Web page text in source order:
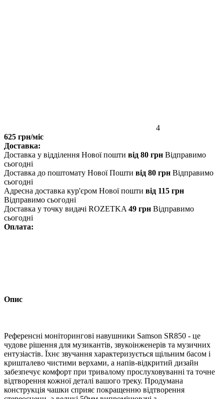
4
625 грн/міс
Доставка:
Доставка у відділення Нової пошти від 80 грн Відправимо
сьогодні
Доставка до поштомату Нової Пошти від 80 грн Відправимо
сьогодні
Адресна доставка кур'єром Нової пошти від 115 грн
Відправимо сьогодні
Доставка у точку видачі ROZETKA 49 грн Відправимо
сьогодні
Оплата:
Опис
Референсні моніторингові навушники Samson SR850 - це
чудове рішення для музикантів, звукоінженерів та музичних
ентузіастів. Їхнє звучання характеризується щільним басом і
кришталево чистими верхами, а напів-відкритий дизайн
забезпечує комфорт при тривалому прослуховуванні та точне
відтворення кожної деталі вашого треку. Продумана
конструкція чашки сприяє покращенню відтворення